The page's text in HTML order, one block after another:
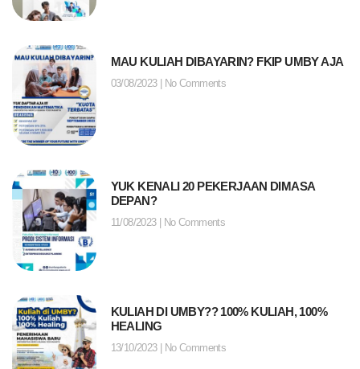
MAU KULIAH DIBAYARIN? FKIP UMBY AJA
03/08/2023 No Comments
YUK KENALI 20 PEKERJAAN DIMASA
DEPAN?
11/08/2023 No Comments
KULIAH DI UMBY?? 100% KULIAH, 100%
HEALING
13/10/2023 No Comments